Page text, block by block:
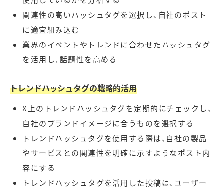
関連性の高いハッシュタグを選択し、自社のポスト
に適宜組み込む
業界のイベントやトレンドに合わせたハッシュタグ
を活用し、話題性を高める
トレンドハッシュタグの戦略的活用
X上のトレンドハッシュタグを定期的にチェックし、
自社のブランドイメージに合うものを選択する
トレンドハッシュタグを使用する際は、自社の製品
やサービスとの関連性を明確に示すようなポスト内
容にする
トレンドハッシュタグを活用した投稿は、ユーザー